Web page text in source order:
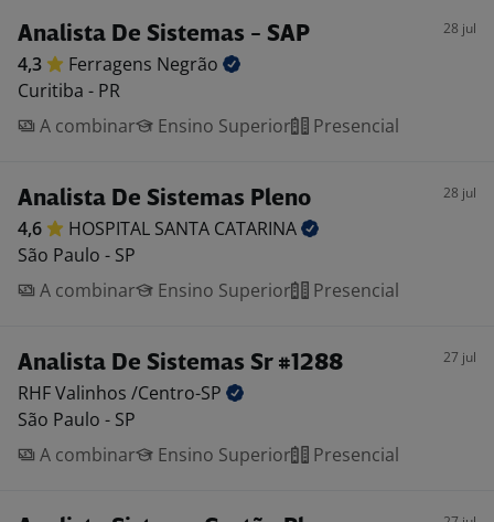
Analista De Sistemas - SAP 28 jul
4,3 Ferragens Negrão
Curitiba - PR
A combinar
Ensino Superior Presencial
Analista De Sistemas Pleno 28 jul
4,6 HOSPITAL SANTA CATARINA
São Paulo - SP
A combinar
Ensino Superior Presencial
Analista De Sistemas Sr #1288 27 jul
RHF Valinhos /Centro-SP
São Paulo - SP
A combinar
Ensino Superior Presencial